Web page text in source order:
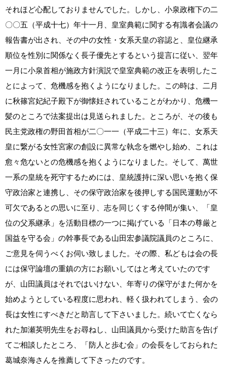
それほど心配しておりませんでした。しかし、小泉政権下の二
〇〇五（平成十七）年十一月、皇室典範に関する有識者会議の
報告書が出され、その中の女性・女系天皇の容認と、皇位継承
順位を性別に関係なく長子優先とするという提言に従い、翌年
一月に小泉首相が施政方針演説で皇室典範の改正を表明したこ
とによって、危機感を抱くようになりました。この時は、二月
に秋篠宮妃紀子殿下が御懐妊されていることがわかり、危機一
髪のところで法案提出は見送られました。ところが、その後も
民主党政権の野田首相が二〇一一（平成二十三）年に、女系天
皇に繋がる女性宮家の創設に異常な執念を燃やし始め、これは
愈々危ないとの危機感を抱くようになりました。そして、萬世
一系の皇統を死守するためには、皇統護持に深い思いを抱く保
守政治家と連携し、その保守政治家を後押しする国民運動が不
可欠であるとの思いに至り、志を同じくする仲間が集い、「皇
位の父系継承」を活動目標の一つに掲げている「日本の尊厳と
国益を守る会」の幹事長である山田宏参議院議員のところに、
ご意見を伺うべくお伺い致しました。その際、私どもは会の長
には保守論壇の重鎮の方にお願いしてはと考えていたのです
が、山田議員はそれではいけない、年寄りの保守がまた何かを
始めようとしている程度に思われ、軽く扱われてしまう、会の
長は女性にすべきだと助言して下さいました。続いて亡くなら
れた加瀬英明先生をお尋ねし、山田議員から受けた助言を告げ
てご相談したところ、「防人と歩む会」の会長をしておられた
葛城奈海さんを推薦して下さったのです。